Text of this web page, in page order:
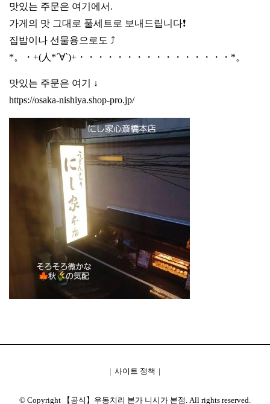
맛있는 주문은 여기에서.
가게의 맛 그대로 풀세트로 보내드립니다❗️
집밥이나 선물용으로도 ⤴️
*。・+(人*´∀`)+・・・・・・・・・・・・・・・・*。
맛있는 주문은 여기 ↓
https://osaka-nishiya.shop-pro.jp/
사이트 정책
© Copyright 【공식】우동치리 본가 니시가 본점. All rights reserved.